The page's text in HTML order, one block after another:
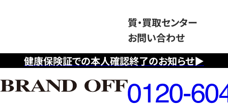
健康保険証での本人確認終了のお知らせ▶
質・買取センター
お問い合わせ
フ
リ
ー